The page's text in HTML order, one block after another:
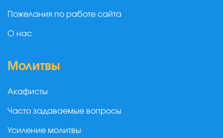
Пожелания по работе сайта
О нас
Молитвы
Акафисты
Часто задаваемые вопросы
Усиление молитвы